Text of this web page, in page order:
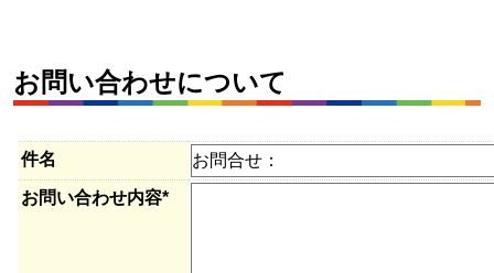
お問い合わせについて
件名
お問い合わせ内容*